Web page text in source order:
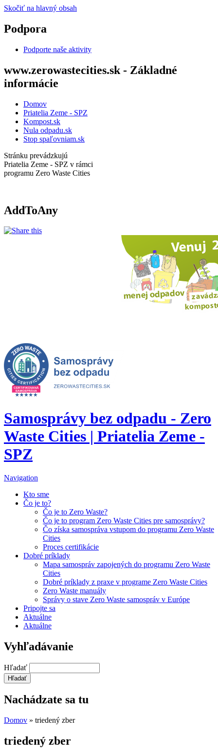
Skočiť na hlavný obsah
Podpora
Podporte naše aktivity
www.zerowastecities.sk - Základné
informácie
Domov
Priatelia Zeme - SPZ
Kompost.sk
Nula odpadu.sk
Stop spaľovniam.sk
Stránku prevádzkujú
Priatelia Zeme - SPZ v rámci
programu Zero Waste Cities
AddToAny
Samosprávy bez odpadu - Zero
Waste Cities | Priatelia Zeme -
SPZ
Navigation
Kto sme
Čo je to?
Čo je to Zero Waste?
Čo je to program Zero Waste Cities pre samosprávy?
Čo získa samospráva vstupom do programu Zero Waste
Cities
Proces certifikácie
Dobré príklady
Mapa samospráv zapojených do programu Zero Waste
Cities
Dobré príklady z praxe v programe Zero Waste Cities
Zero Waste manuály
Správy o stave Zero Waste samospráv v Európe
Pripojte sa
Aktuálne
Aktuálne
Vyhľadávanie
Hľadať
Nachádzate sa tu
Domov » triedený zber
triedený zber